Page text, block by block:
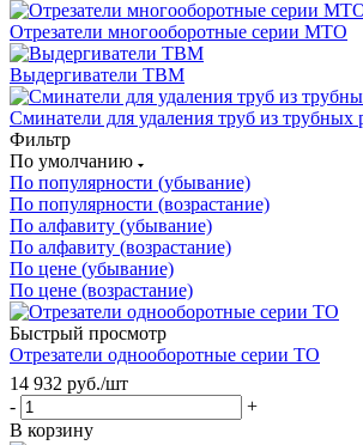
Отрезатели многооборотные серии МТО
Выдергиватели ТВМ
Сминатели для удаления труб из трубных
Фильтр
По умолчанию
По популярности (убывание)
По популярности (возрастание)
По алфавиту (убывание)
По алфавиту (возрастание)
По цене (убывание)
По цене (возрастание)
Быстрый просмотр
Отрезатели однооборотные серии ТО
14 932 руб./шт
-
+
В корзину